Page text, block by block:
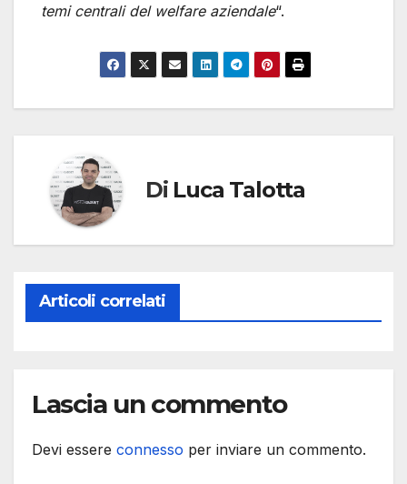
temi centrali del welfare aziendale“.
Di Luca Talotta
Articoli correlati
Lascia un commento
Devi essere connesso per inviare un commento.